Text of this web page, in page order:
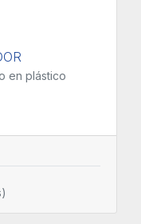
en plástico